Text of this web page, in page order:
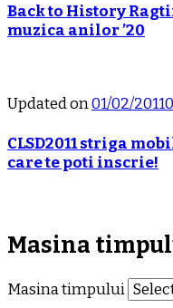
Back to History
muzica anilor ’20
Updated on01/02/2011
CLSD2011 striga
care te poti inscrie!
Masina
Masina timpului